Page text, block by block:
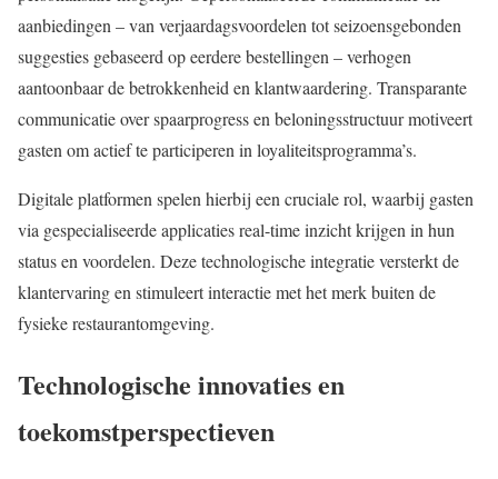
aanbiedingen – van verjaardagsvoordelen tot seizoensgebonden
suggesties gebaseerd op eerdere bestellingen – verhogen
aantoonbaar de betrokkenheid en klantwaardering. Transparante
communicatie over spaarprogress en beloningsstructuur motiveert
gasten om actief te participeren in loyaliteitsprogramma’s.
Digitale platformen spelen hierbij een cruciale rol, waarbij gasten
via gespecialiseerde applicaties real-time inzicht krijgen in hun
status en voordelen. Deze technologische integratie versterkt de
klantervaring en stimuleert interactie met het merk buiten de
fysieke restaurantomgeving.
Technologische innovaties en
toekomstperspectieven